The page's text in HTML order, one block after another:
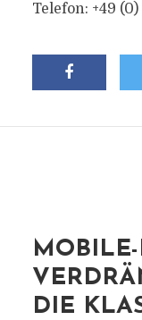
Telefon: +49
DIE